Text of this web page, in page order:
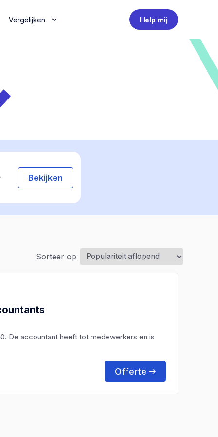
Vergelijken Help mij
Bekijken
Sorteer op
De accountant heeft tot medewerkers en is
Offerte